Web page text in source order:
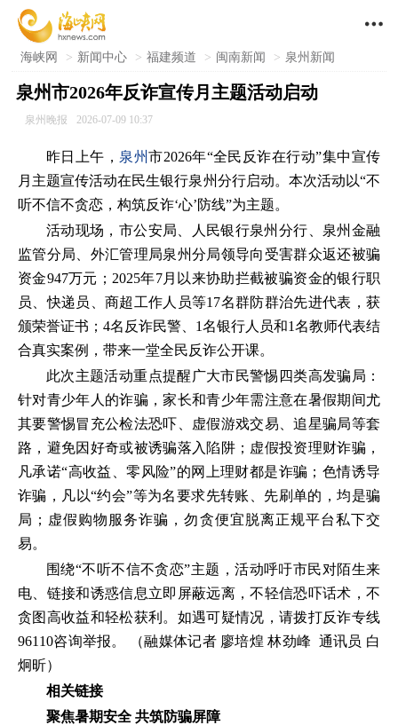

海峡网 > 新闻中心 > 福建频道 > 闽南新闻 > 泉州新闻
泉州市2026年反诈宣传月主题活动启动
泉州晚报 2026-07-09 10:37
昨日上午， 泉州市2026年“全民反诈在行动”集中宣传
月主题宣传活动在民生银行泉州分行启动。本次活动以“不
听不信不贪恋，构筑反诈‘心’防线”为主题。
活动现场，市公安局、人民银行泉州分行、泉州金融
监管分局、外汇管理局泉州分局领导向受害群众返还被骗
资金947万元；2025年7月以来协助拦截被骗资金的银行职
员、快递员、商超工作人员等17名群防群治先进代表，获
颁荣誉证书；4名反诈民警、1名银行人员和1名教师代表结
合真实案例，带来一堂全民反诈公开课。
此次主题活动重点提醒广大市民警惕四类高发骗局：
针对青少年人的诈骗，家长和青少年需注意在暑假期间尤
其要警惕冒充公检法恐吓、虚假游戏交易、追星骗局等套
路，避免因好奇或被诱骗落入陷阱；虚假投资理财诈骗，
凡承诺“高收益、零风险”的网上理财都是诈骗；色情诱导
诈骗，凡以“约会”等为名要求先转账、先刷单的，均是骗
局；虚假购物服务诈骗，勿贪便宜脱离正规平台私下交
易。
围绕“不听不信不贪恋”主题，活动呼吁市民对陌生来
电、链接和诱惑信息立即屏蔽远离，不轻信恐吓话术，不
贪图高收益和轻松获利。如遇可疑情况，请拨打反诈专线
96110咨询举报。 （融媒体记者 廖培煌 林劲峰 通讯员 白
炯昕）
相关链接
聚焦暑期安全 共筑防骗屏障